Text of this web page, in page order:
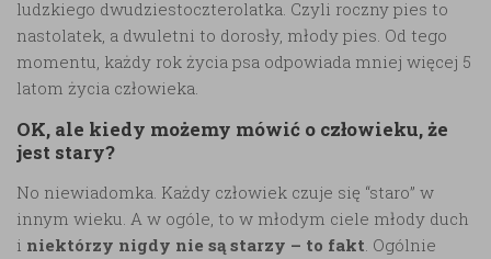
ludzkiego dwudziestoczterolatka. Czyli roczny pies to
nastolatek, a dwuletni to dorosły, młody pies. Od tego
momentu, każdy rok życia psa odpowiada mniej więcej 5
latom życia człowieka.
OK, ale kiedy możemy mówić o człowieku, że
jest stary?
No niewiadomka. Każdy człowiek czuje się “staro” w
innym wieku. A w ogóle, to w młodym ciele młody duch
i niektórzy nigdy nie są starzy – to fakt. Ogólnie